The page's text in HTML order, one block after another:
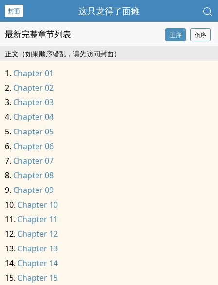
封面 这只龙得了面瘫
最新完整章节列表 正序 倒序
正文（如果顺序错乱，请先访问封面）
Chapter 01
Chapter 02
Chapter 03
Chapter 04
Chapter 05
Chapter 06
Chapter 07
Chapter 08
Chapter 09
Chapter 10
Chapter 11
Chapter 12
Chapter 13
Chapter 14
Chapter 15